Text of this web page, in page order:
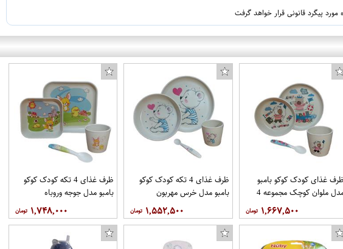
پیگرد قانونی قرار خواهد گرفت
ظرف غذای کودک کوکو بامبو
مدل ملوان کوچک مجموعه 4
۱,۶۶۷,۵۰۰
ظرف غذای 4 تکه کودک کوکو
بامبو مدل خرس مهربون
۱,۵۵۲,۵۰۰
ظرف غذای 4 تکه کودک کوکو
بامبو مدل جوجه وروباه
۱,۷۴۸,۰۰۰